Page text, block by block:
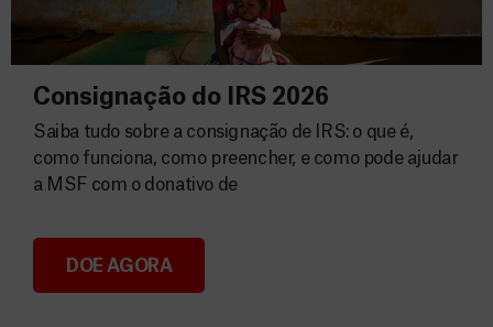
Consignação do IRS 2026
Consignação do IRS 2026
Saiba tudo sobre a consignação de IRS: o que é,
como funciona, como preencher, e como pode ajudar
a MSF com o donativo de
DOE AGORA